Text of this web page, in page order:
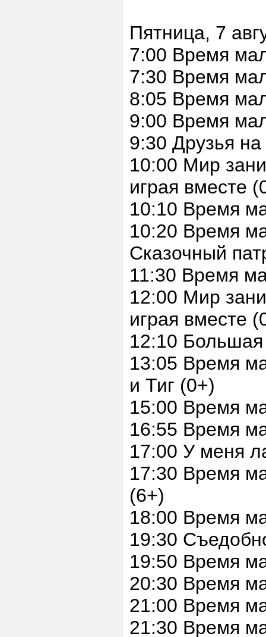
Пятница, 7
7:00 Время
7:30 Время
8:05 Время
9:00 Время
9:30 Друзья
10:00 Мир
играя вместе
10:10 Время
10:20 Время
Сказочный
11:30 Время
12:00 Мир
играя вместе
12:10
13:05 Время
и Тиг (0+)
15:00 Время
16:55 Время
17:00 У меня
17:30 Время
(6+)
18:00 Время
19:30
19:50 Время
20:30 Время
21:00 Время
21:30 Время